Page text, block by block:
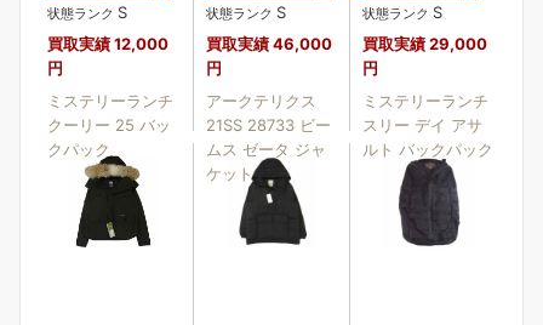
状態ランク S
買取実績12,000
円
ミステリーランチ
クーリー 25 バッ
クパック
状態ランク S
買取実績46,000
円
アークテリクス
21SS 28733 ビー
ムス ゼータ ジャ
ケット
状態ランク S
買取実績29,000
円
ミステリーランチ
スリー デイ アサ
ルト バックパック